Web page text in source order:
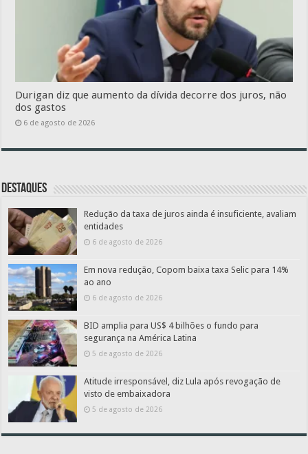
Durigan diz que aumento da dívida decorre dos juros, não
dos gastos
6 de agosto de 2026
Destaques
Redução da taxa de juros ainda é insuficiente, avaliam
entidades
6 de agosto de 2026
Em nova redução, Copom baixa taxa Selic para 14%
ao ano
6 de agosto de 2026
BID amplia para US$ 4 bilhões o fundo para
segurança na América Latina
5 de agosto de 2026
Atitude irresponsável, diz Lula após revogação de
visto de embaixadora
5 de agosto de 2026